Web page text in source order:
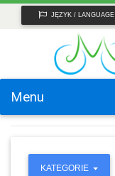
JĘZYK / LANGUAGE
Menu
KATEGORIE